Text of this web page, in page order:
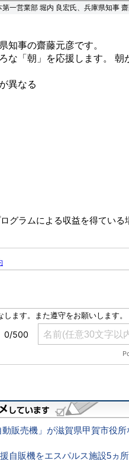
一営業部 堀内 良宏氏、兵庫県知事
知事の齋藤元彦です。
な「朝」を応援します。 朝
異なる
グラムによる収益を得ている
販売機」が滋賀県甲賀市役所
自販機をエスパルス施設5ヵ